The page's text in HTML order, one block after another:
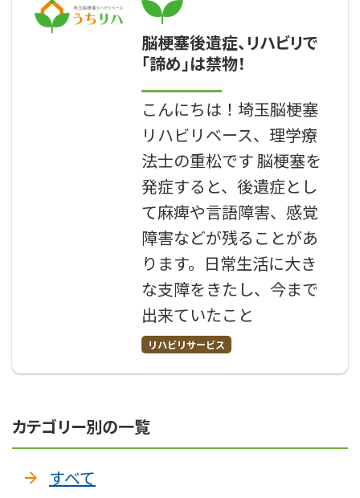
脳梗塞後遺症、リハビリで
「諦め」は禁物！
こんにちは！埼玉脳梗塞
リハビリベース、理学療
法士の重松です 脳梗塞を
発症すると、後遺症とし
て麻痺や言語障害、感覚
障害などが残ることがあ
ります。日常生活に大き
な支障をきたし、今まで
出来ていたこと
リハビリサービス
カテゴリー別の一覧
すべて